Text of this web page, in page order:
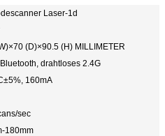
Laser-1d
(D)×90.5 (H) MILLIMETER
drahtloses 2.4G
160mA
sec
180mm